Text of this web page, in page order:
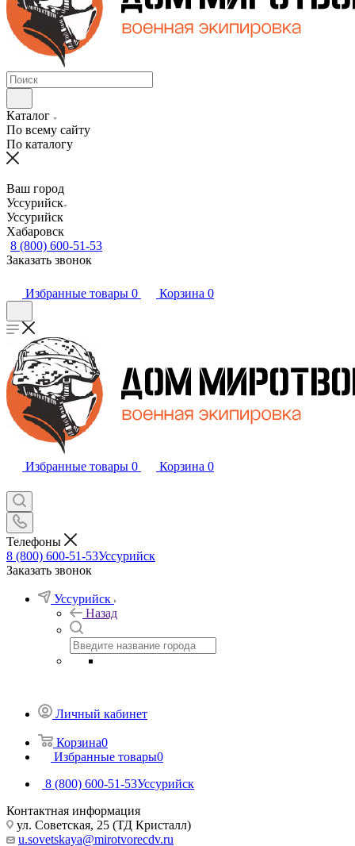
Каталог
По всему сайту
По каталогу
Ваш город
Уссурийск
Уссурийск
Хабаровск
8 (800) 600-51-53
Заказать звонок
Избранные товары 0 Корзина 0
Избранные товары 0 Корзина 0
Телефоны
8 (800) 600-51-53Уссурийск
Заказать звонок
Уссурийск
Назад
Личный кабинет
Корзина0
Избранные товары0
8 (800) 600-51-53Уссурийск
Контактная информация
ул. Советская, 25 (ТД Кристалл)
u.sovetskaya@mirotvorecdv.ru